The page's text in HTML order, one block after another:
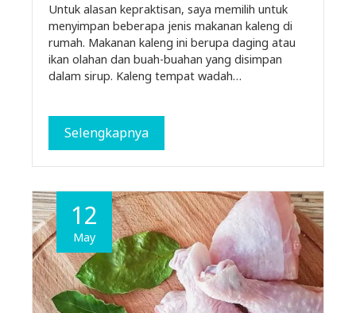
Untuk alasan kepraktisan, saya memilih untuk
menyimpan beberapa jenis makanan kaleng di
rumah. Makanan kaleng ini berupa daging atau
ikan olahan dan buah-buahan yang disimpan
dalam sirup. Kaleng tempat wadah…
Selengkapnya
12
May